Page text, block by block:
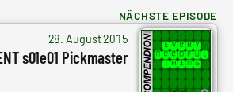
NÄCHSTE EPISODE
28. August 2015
s01e01 Pickmaster